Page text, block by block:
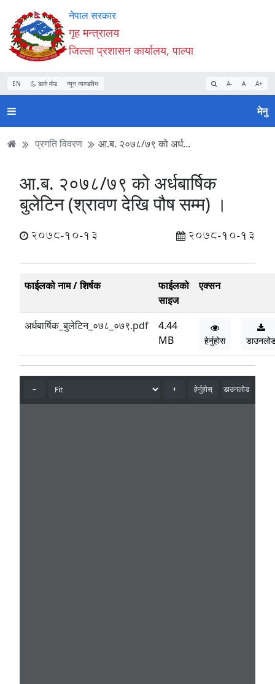
Accessibility
Mode
सुरु
गर्नुहोस्
सामाग्री
पढ्नुहाेस्
नेभिगेसन
पढ्नुहाेस्
वेबसाइट
खोजमा
जानुहोस्
नेपाल सरकार
गृह मन्त्रालय
जिल्ला प्रशासन कार्यालय, पाल्पा
EN डार्क मोड न्यून व्यान्डविथ A- A A+
मेनु
प्रगति विवरण आ.ब. २०७८/७९ को अर्ध...
आ.ब. २०७८/७९ को अर्धबार्षिक
बुलेटिन (श्रावण देखि पौष सम्म) ।
2078-10-13 2078-10-13
फाईलको नाम / शिर्षक
फाईलको
साइज
एक्सन
अर्धबार्षिक_बुलेटिन_०७८_०७९.pdf
4.44
MB
हेर्नुहोस